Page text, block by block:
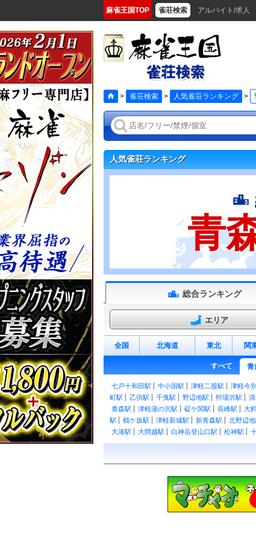
麻雀王国TOP 雀荘検索 アルバイト/求人
> 雀荘検索 > 人気雀荘ランキング >
人気雀荘ランキング
青
総合ランキング
エリア
全国 北海道 東北 関
すべて 青
七戸十和田駅 中小国駅 津軽二股駅 津軽今
町駅
乙供駅 千曳駅 野辺地駅 狩場沢駅
青森駅
津軽湯の沢駅 碇ケ関駅 長峰駅 大
駅
鶴ケ坂駅 津軽新城駅 新青森駅 北野辺地
大湊駅
大間越駅 白神岳登山口駅 松神駅
戸駅
追良瀬駅 驫木駅 風合瀬駅 大戸瀬駅
奥内駅
左堰駅 後潟駅 中沢駅 蓬田駅 郷
小中野駅 陸奥湊駅 白銀駅
五農校前駅 津軽飯詰駅 毘沙
運動公園前駅 新里駅 館田駅
石川プール前駅 石川駅 義